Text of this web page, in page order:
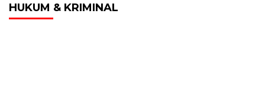
HUKUM & KRIMINAL